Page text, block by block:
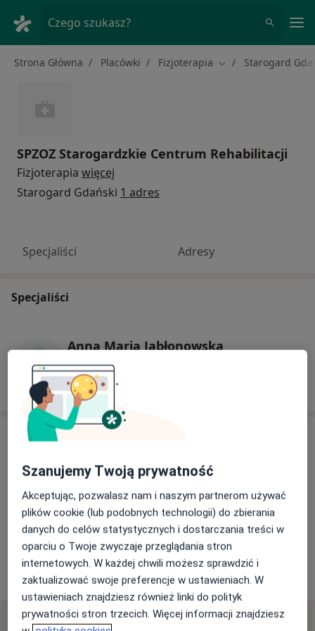
Czego szukasz?
Strona Główna Placówki Fizjoterapia Zmień miasto
Starogard
SPZOZ Starogardzkie Centrum Rehabilitacji
Fizjoterapia więcej
Starogard Gdański 1 adres
Specjaliści Adresy
Specjaliści
Anna Maria Jabłonowska
Fizjoterapeuta
Adres
Powiększ mapę
SPZOZ Starogardzkie Centrum Rehabilitacji
Hallera 21/1, 83-200 Starogard Gdański
Najczęściej zadawane pytania
Szanujemy Twoją prywatność
Akceptując, pozwalasz nam i naszym partnerom używać
plików cookie (lub podobnych technologii) do zbierania
danych do celów statystycznych i dostarczania treści w
oparciu o Twoje zwyczaje przeglądania stron
internetowych. W każdej chwili możesz sprawdzić i
zaktualizować swoje preferencje w ustawieniach. W
ustawieniach znajdziesz również linki do polityk
prywatności stron trzecich. Więcej informacji znajdziesz